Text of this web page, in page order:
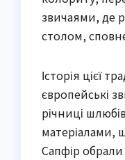
звичаями, де
столом,
Історія цієї
європейські
річниці
матеріалами,
Сапфір